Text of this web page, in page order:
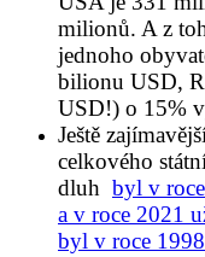
milionů. A z
jednoho
bilionu USD,
USD!) o 15%
Ještě
celkového
dluh byl v
a v roce 2021
byl v roce